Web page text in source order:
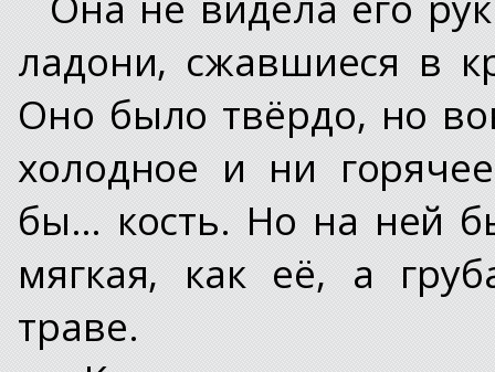
ладони, сжавшиеся в
Оно было твёрдо, но
холодное и ни
бы… кость. Но на ней
мягкая, как её, а
траве.